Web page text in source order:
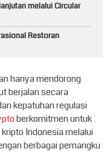
melalui Circular
Restoran
hanya mendorong
berjalan secara
kepatuhan regulasi
berkomitmen untuk
Indonesia melalui
berbagai pemangku